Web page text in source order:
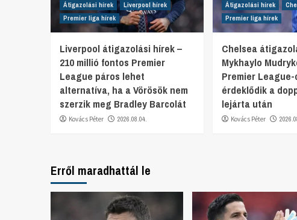
Átigazolási hírek
Liverpool hírek
Premier liga hírek
Liverpool átigazolási hírek –
210 millió fontos Premier
League páros lehet
alternatíva, ha a Vörösök nem
szerzik meg Bradley Barcolát
Kovács Péter 2026.08.04.
Átigazolási hírek
Premier liga hírek
Chelsea
Mykhaylo
Premier
érdeklődik a
lejárta után
Kovács Péter
Erről maradhattál le